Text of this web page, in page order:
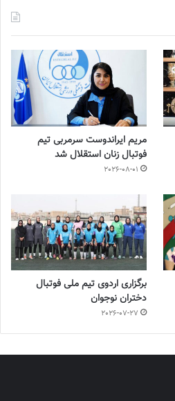
مریم ایراندوست سرمربی تیم
فوتبال زنان استقلال شد
2026-08-01
برگزاری اردوی تیم ملی فوتبال
دختران نوجوان
2026-07-27